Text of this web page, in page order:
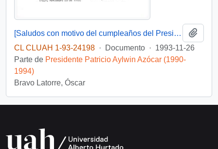
[Saludos con motivo del cumpleaños del Presidente]
CL CLUAH 1-93-24198 · Documento · 1993-11-26
Parte de Presidente Patricio Aylwin Azócar (1990-
1994)
Bravo Latorre, Óscar